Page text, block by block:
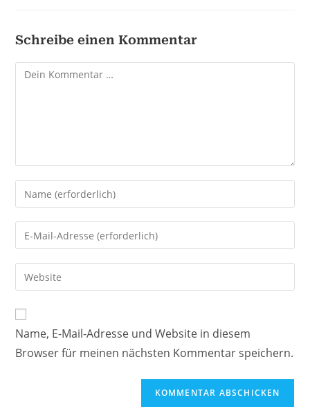
Schreibe einen Kommentar
Kommentar
Gib
deinen
Namen
oder
zum
Kommentieren
ein
Gib
deine
E-
Mail-
zum
Kommentieren
ein
Gib
deine
Website-
URL
ein
(optional)
Name, E-Mail-Adresse und Website in diesem
Browser für meinen nächsten Kommentar speichern.